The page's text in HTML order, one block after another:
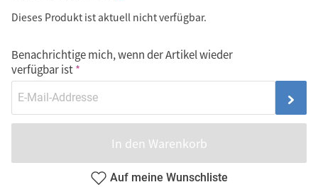
Dieses Produkt ist aktuell nicht verfügbar.
Benachrichtige mich, wenn der Artikel wieder
verfügbar ist
In den Warenkorb
Auf meine Wunschliste